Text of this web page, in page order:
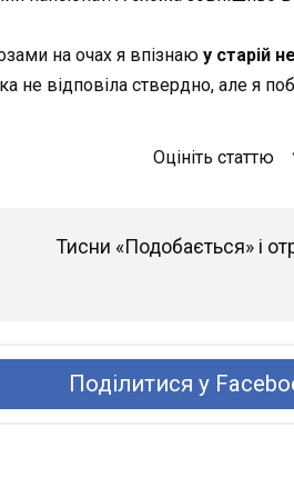
на очах я впізнаю у старій
не відповіла ствердно, але я
Оцініть статтю
Тисни «Подобається» і
Поділитися у